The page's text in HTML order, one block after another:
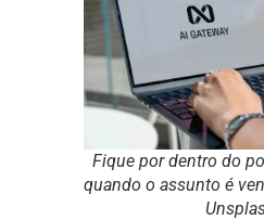
Fique por dentro do
quando o assunto é